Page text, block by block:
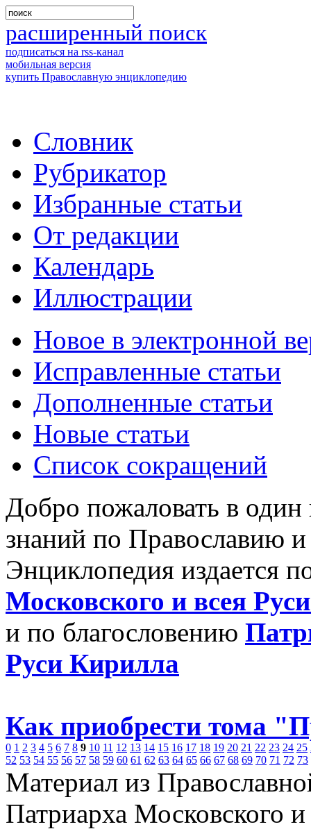
расширенный поиск
подписаться на rss-канал
мобильная версия
купить Православную энциклопедию
Словник
Рубрикатор
Избранные статьи
От редакции
Календарь
Иллюстрации
Новое в электронной
Исправленные статьи
Дополненные статьи
Новые статьи
Список сокращений
Добро пожаловать в
знаний по Православию
Энциклопедия издается
Московского и всея
и по благословению
Руси Кирилла
Как приобрести тома
0 1 2 3 4 5 6 7 8 9 10 11 12 13 14 15 16 17 18 19 20 21 22 23 24 25
52 53 54 55 56 57 58 59 60 61 62 63 64 65 66 67 68 69 70 71 72 73
Материал из
Патриарха Московского